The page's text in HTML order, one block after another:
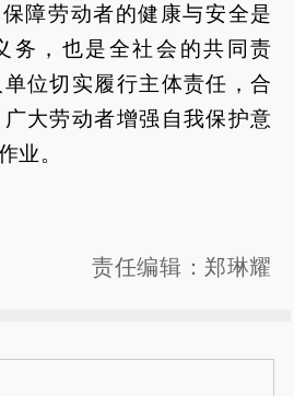
障劳动者的健康与安全是
务，也是全社会的共同责
位切实履行主体责任，合
大劳动者增强自我保护意
业。
责任编辑：郑琳耀